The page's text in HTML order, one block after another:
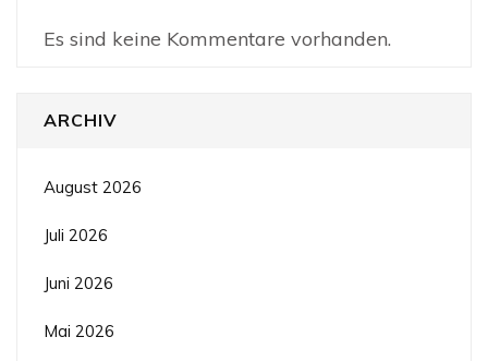
Es sind keine Kommentare vorhanden.
ARCHIV
August 2026
Juli 2026
Juni 2026
Mai 2026